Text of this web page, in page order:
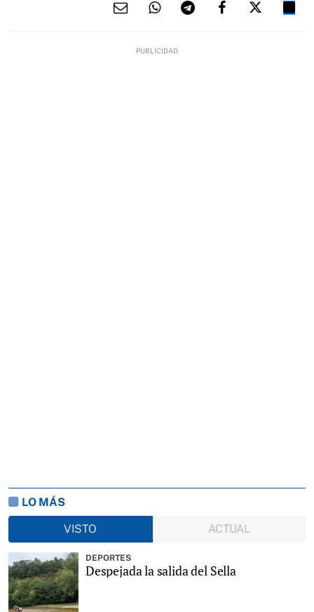
LO MÁS
VISTO
ACTUAL
DEPORTES
Despejada la salida del Sella